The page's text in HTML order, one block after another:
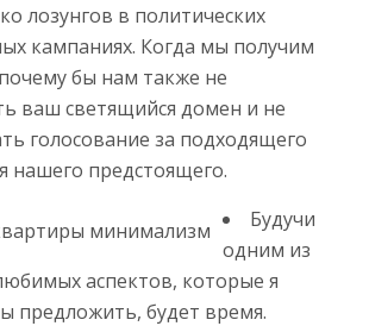
лозунгов в политических
кампаниях. Когда мы получим
бы нам также не
ваш светящийся домен и не
голосование за подходящего
нашего предстоящего.
Будучи
одним из
аспектов, которые я
предложить, будет время.